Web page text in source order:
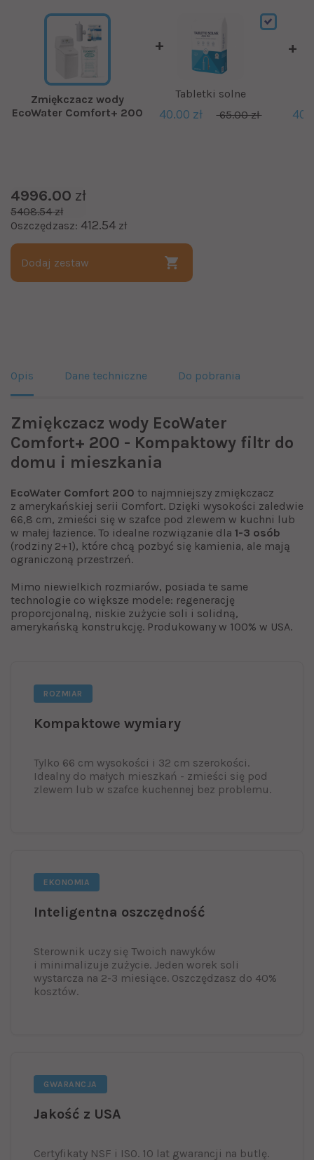
Zmiękczacz wody
EcoWater Comfort+ 200
Tabletki solne
40.00 zł 65.00 zł
4996.00 zł
5408.54 zł
Oszczędzasz: 412.54 zł
Dodaj zestaw
Opis Dane techniczne Do pobrania
Zmiękczacz wody EcoWater
Comfort+ 200 - Kompaktowy filtr do
domu i mieszkania
EcoWater Comfort 200 to najmniejszy zmiękczacz
z amerykańskiej serii Comfort. Dzięki wysokości zaledwie
66,8 cm, zmieści się w szafce pod zlewem w kuchni lub
w małej łazience. To idealne rozwiązanie dla 1-3 osób
(rodziny 2+1), które chcą pozbyć się kamienia, ale mają
ograniczoną przestrzeń.
Mimo niewielkich rozmiarów, posiada te same
technologie co większe modele: regenerację
proporcjonalną, niskie zużycie soli i solidną,
amerykańską konstrukcję. Produkowany w 100% w USA.
ROZMIAR
Kompaktowe wymiary
Tylko 66 cm wysokości i 32 cm szerokości.
Idealny do małych mieszkań - zmieści się pod
zlewem lub w szafce kuchennej bez problemu.
EKONOMIA
Inteligentna oszczędność
Sterownik uczy się Twoich nawyków
i minimalizuje zużycie. Jeden worek soli
wystarcza na 2-3 miesiące. Oszczędzasz do 40%
kosztów.
GWARANCJA
Jakość z USA
Certyfikaty NSF i ISO. 10 lat gwarancji na butlę.